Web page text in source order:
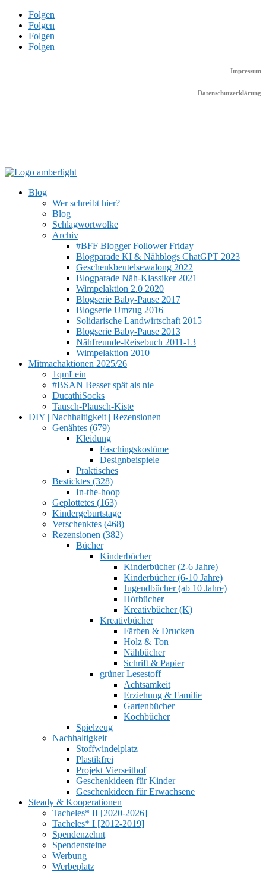
Folgen
Folgen
Folgen
Folgen
Impressum
Datenschutzerklärung
Blog
Wer schreibt hier?
Blog
Schlagwortwolke
Archiv
#BFF Blogger Follower Friday
Blogparade KI & Nähblogs ChatGPT 2023
Geschenkbeutelsewalong 2022
Blogparade Näh-Klassiker 2021
Wimpelaktion 2.0 2020
Blogserie Baby-Pause 2017
Blogserie Umzug 2016
Solidarische Landwirtschaft 2015
Blogserie Baby-Pause 2013
Nähfreunde-Reisebuch 2011-13
Wimpelaktion 2010
Mitmachaktionen 2025/26
1qmLein
#BSAN Besser spät als nie
DucathiSocks
Tausch-Plausch-Kiste
DIY | Nachhaltigkeit | Rezensionen
Genähtes (679)
Kleidung
Faschingskostüme
Designbeispiele
Praktisches
Besticktes (328)
In-the-hoop
Geplottetes (163)
Kindergeburtstage
Verschenktes (468)
Rezensionen (382)
Bücher
Kinderbücher
Kinderbücher (2-6 Jahre)
Kinderbücher (6-10 Jahre)
Jugendbücher (ab 10 Jahre)
Hörbücher
Kreativbücher (K)
Kreativbücher
Färben & Drucken
Holz & Ton
Nähbücher
Schrift & Papier
grüner Lesestoff
Achtsamkeit
Erziehung & Familie
Gartenbücher
Kochbücher
Spielzeug
Nachhaltigkeit
Stoffwindelplatz
Plastikfrei
Projekt Vierseithof
Geschenkideen für Kinder
Geschenkideen für Erwachsene
Steady & Kooperationen
Tacheles* II [2020-2026]
Tacheles* I [2012-2019]
Spendenzehnt
Spendensteine
Werbung
Werbeplatz